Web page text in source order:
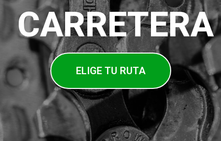
CARRETERA
ELIGE TU RUTA